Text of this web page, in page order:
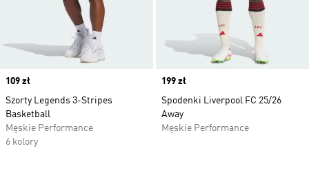
Price
109 zł
Szorty Legends 3-Stripes
Basketball
Męskie Performance
6 kolory
Price
199 zł
Spodenki Liverpool FC 25/26
Away
Męskie Performance